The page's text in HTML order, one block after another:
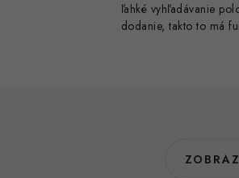
ľahké vyhľadávanie
dodanie, takto to má